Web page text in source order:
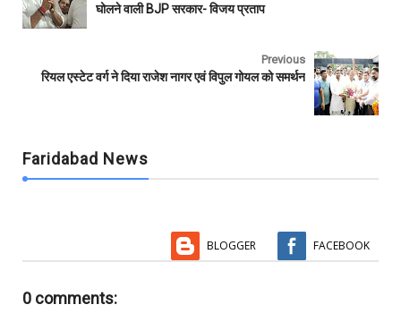
o
k
p
घोलने वाली BJP सरकार- विजय प्रताप
Previous
रियल एस्टेट वर्ग ने दिया राजेश नागर एवं विपुल गोयल को समर्थन
Faridabad News
BLOGGER FACEBOOK
0 comments: